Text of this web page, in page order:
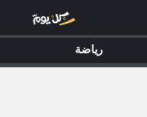
رياضة